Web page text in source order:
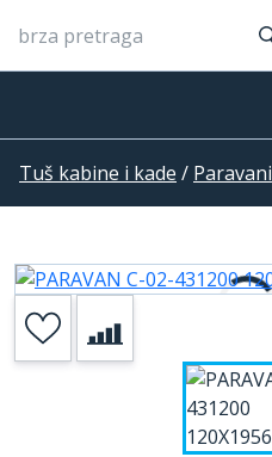
Tuš kabine i kade / Paravani